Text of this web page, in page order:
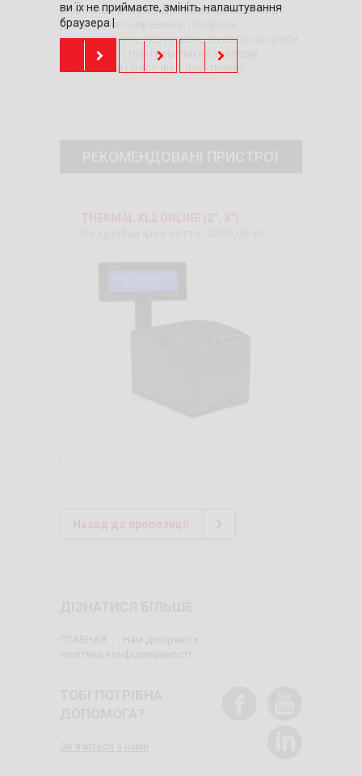
Особливо рекомендуємо касовий апарат
для: інтернет-магазинів, пекарень,
кондитерських, перукарень та салонів краси,
торговий острів і невеликих закладів
харчування (фаст-фуд, фуд-траки).
Назад до пропозиції
ви їх не приймаєте, змініть налаштування
браузера |